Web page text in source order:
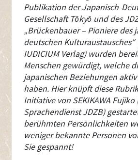
Publikation der Japanisch-
Gesellschaft Tōkyō und des
„Brückenbauer – Pioniere des
deutschen Kulturaustausches“
IUDICIUM Verlag) wurden
Menschen gewürdigt, welche
japanischen Beziehungen
haben. Hier knüpft diese
Initiative von SEKIKAWA
Sprachendienst JDZB)
berühmten Persönlichkeiten
weniger bekannte Personen
Sie gespannt!